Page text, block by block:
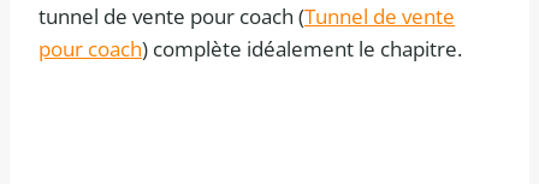
tunnel de vente pour coach (Tunnel de vente
pour coach) complète idéalement le chapitre.